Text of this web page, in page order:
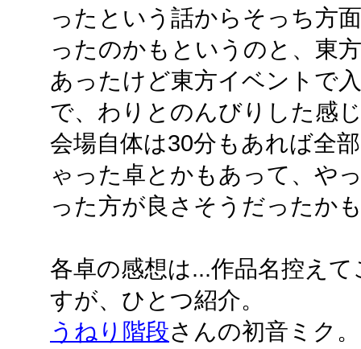
ったという話からそっち方
ったのかもというのと、東
あったけど東方イベントで
で、わりとのんびりした感
会場自体は30分もあれば全
ゃった卓とかもあって、や
った方が良さそうだったか
各卓の感想は...作品名控え
すが、ひとつ紹介。
うねり階段さんの初音ミク